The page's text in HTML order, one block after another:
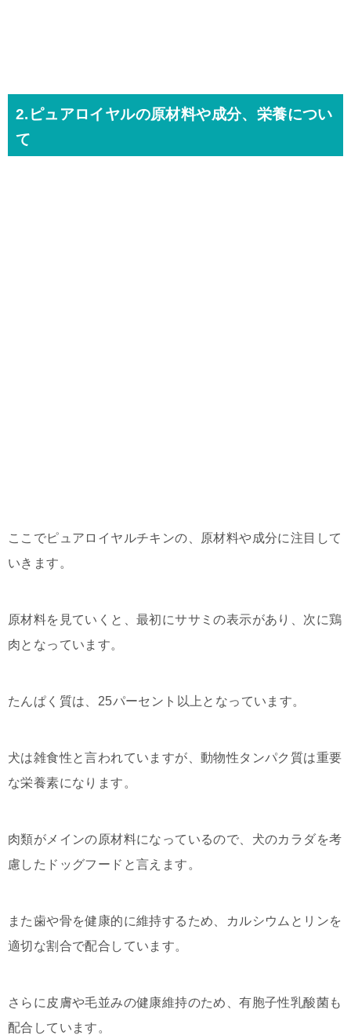
2.ピュアロイヤルの原材料や成分、栄養につい
て
ここでピュアロイヤルチキンの、原材料や成分に注目して
いきます。
原材料を見ていくと、最初にササミの表示があり、次に鶏
肉となっています。
たんぱく質は、25パーセント以上となっています。
犬は雑食性と言われていますが、動物性タンパク質は重要
な栄養素になります。
肉類がメインの原材料になっているので、犬のカラダを考
慮したドッグフードと言えます。
また歯や骨を健康的に維持するため、カルシウムとリンを
適切な割合で配合しています。
さらに皮膚や毛並みの健康維持のため、有胞子性乳酸菌も
配合しています。